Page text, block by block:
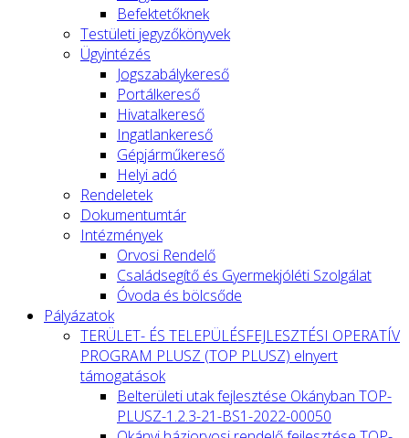
Befektetőknek
Testületi jegyzőkönyvek
Ügyintézés
Jogszabálykereső
Portálkereső
Hivatalkereső
Ingatlankereső
Gépjárműkereső
Helyi adó
Rendeletek
Dokumentumtár
Intézmények
Orvosi Rendelő
Családsegítő és Gyermekjóléti Szolgálat
Óvoda és bölcsőde
Pályázatok
TERÜLET- ÉS TELEPÜLÉSFEJLESZTÉSI OPERATÍV
PROGRAM PLUSZ (TOP PLUSZ) elnyert
támogatások
Belterületi utak fejlesztése Okányban TOP-
PLUSZ-1.2.3-21-BS1-2022-00050